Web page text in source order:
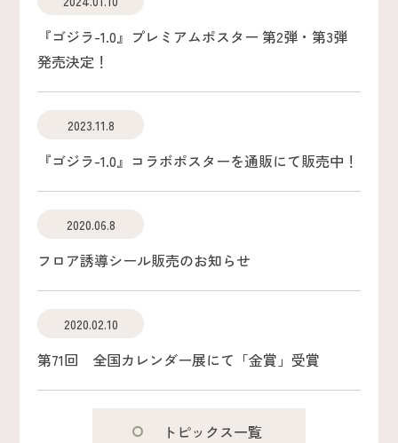
『ゴジラ-1.0』プレミアムポスター 第2弾・第3弾
発売決定！
2023.11.8
『ゴジラ-1.0』コラボポスターを通販にて販売中！
2020.06.8
フロア誘導シール販売のお知らせ
2020.02.10
第71回 全国カレンダー展にて「金賞」受賞
トピックス一覧